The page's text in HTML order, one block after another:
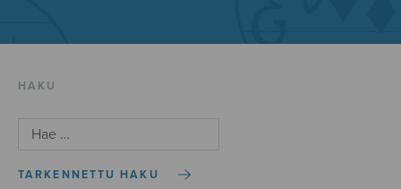
HAKU
TARKENNETTU HAKU